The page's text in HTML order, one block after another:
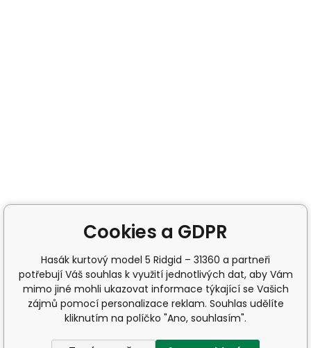
Cookies a GDPR
Hasák kurtový model 5 Ridgid – 31360 a partneři
potřebují Váš souhlas k využití jednotlivých dat, aby Vám
mimo jiné mohli ukazovat informace týkající se Vašich
zájmů pomocí personalizace reklam. Souhlas udělíte
kliknutím na políčko "Ano, souhlasím".